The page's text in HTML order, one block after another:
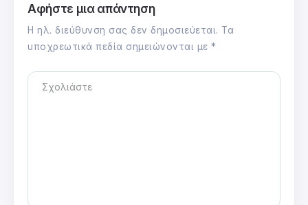
Αφήστε μια απάντηση
Η ηλ. διεύθυνση σας δεν δημοσιεύεται. Τα
υποχρεωτικά πεδία σημειώνονται με *